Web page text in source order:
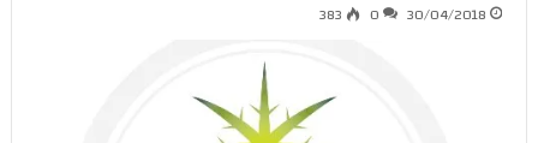
30/04/2018
0
383